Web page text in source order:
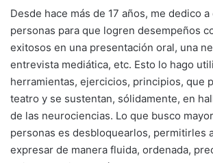
Desde hace más de 17 años, me dedico
personas para que logren desempeños
exitosos en una presentación oral, una
entrevista mediática, etc. Esto lo hago
herramientas, ejercicios, principios, que
teatro y se sustentan, sólidamente, en
de las neurociencias. Lo que busco
personas es desbloquearlos, permitirles
expresar de manera fluida, ordenada,